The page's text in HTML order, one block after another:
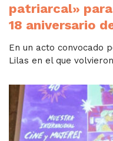
patriarcal»
18 aniversario
En un acto convocado
Lilas en el que